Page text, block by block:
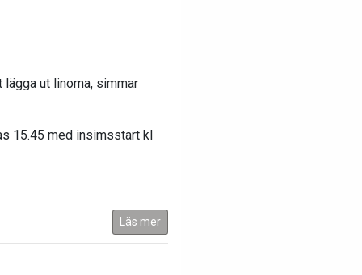
ut linorna, simmar
15.45 med insimsstart kl
Läs mer